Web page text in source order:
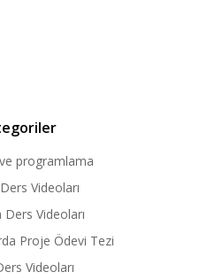
programlama
Videoları
Videoları
Proje Ödevi Tezi
Videoları